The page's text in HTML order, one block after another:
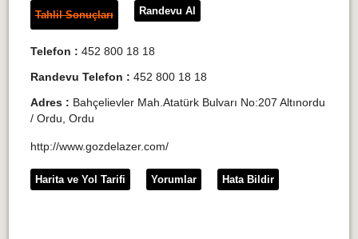
Tahlil Sonuçları Randevu Al
Telefon : 452 800 18 18
Randevu Telefon : 452 800 18 18
Adres : Bahçelievler Mah.Atatürk Bulvarı No:207 Altınordu
/ Ordu, Ordu
http://www.gozdelazer.com/
Harita ve Yol Tarifi Yorumlar Hata Bildir